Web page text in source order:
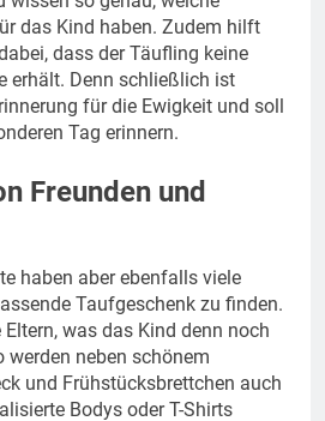
das Kind haben. Zudem hilft
dass der Täufling keine
erhält. Denn schließlich ist
für die Ewigkeit und soll
Tag erinnern.
Freunden und
haben aber ebenfalls viele
Taufgeschenk zu finden.
was das Kind denn noch
werden neben schönem
und Frühstücksbrettchen auch
Bodys oder T-Shirts